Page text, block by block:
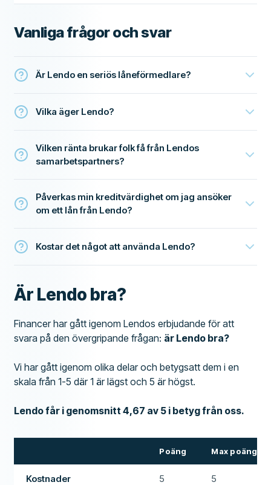
Vanliga frågor och svar
Är Lendo en seriös låneförmedlare?
Vilka äger Lendo?
Vilken ränta brukar folk få från Lendos
samarbetspartners?
Påverkas min kreditvärdighet om jag ansöker
om ett lån från Lendo?
Kostar det något att använda Lendo?
Är Lendo bra?
Financer har gått igenom Lendos erbjudande för att
svara på den övergripande frågan: är Lendo bra?
Vi har gått igenom olika delar och betygsatt dem i en
skala från 1-5 där 1 är lägst och 5 är högst.
Lendo får i genomsnitt 4,67 av 5 i betyg från oss.
Poäng Max poäng
Kostnader 5 5